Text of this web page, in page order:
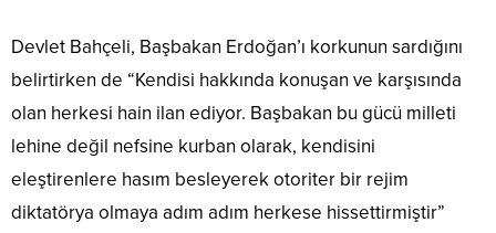
Devlet Bahçeli, Başbakan Erdoğan’ı korkunun sardığını
belirtirken de “Kendisi hakkında konuşan ve karşısında
olan herkesi hain ilan ediyor. Başbakan bu gücü milleti
lehine değil nefsine kurban olarak, kendisini
eleştirenlere hasım besleyerek otoriter bir rejim
diktatörya olmaya adım adım herkese hissettirmiştir”